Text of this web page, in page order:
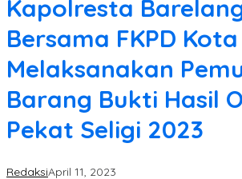
Kapolresta
Bersama FKPD
Melaksanakan
Barang Bukti Hasil
Pekat Seligi 2023
RedaksiApril 11, 2023